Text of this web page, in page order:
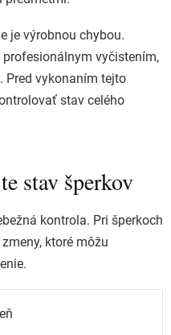
je výrobnou chybou.
vyčistením,
Pred vykonaním tejto
stav celého
stav šperkov
kontrola. Pri šperkoch
ktoré môžu